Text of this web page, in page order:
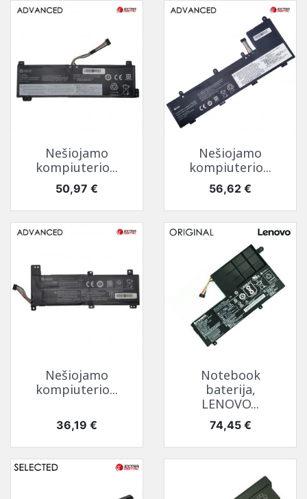
Nešiojamo
kompiuterio...
Kaina
50,97 €
Nešiojamo
kompiuterio...
Kaina
56,62 €
Nešiojamo
kompiuterio...
Kaina
36,19 €
Notebook
baterija,
LENOVO...
Kaina
74,45 €